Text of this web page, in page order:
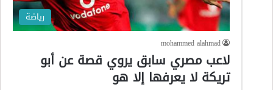
رياضة
mohammed alahmad
لاعب مصري سابق يروي قصة عن أبو
تريكة لا يعرفها إلا هو